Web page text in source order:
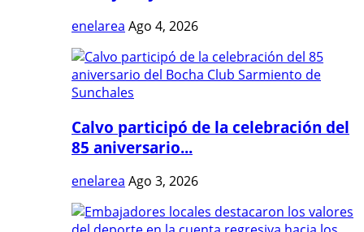
enelarea Ago 4, 2026
Calvo participó de la celebración del
85 aniversario...
enelarea Ago 3, 2026